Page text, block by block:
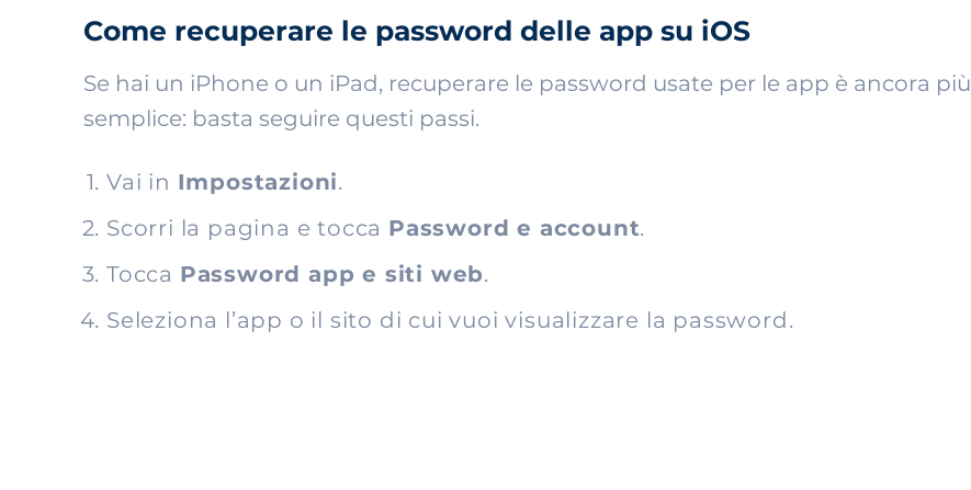
Come recuperare le password delle app su iOS
Se hai un iPhone o un iPad, recuperare le password usate per le app è ancora più
semplice: basta seguire questi passi.
Vai in Impostazioni.
Scorri la pagina e tocca Password e account.
Tocca Password app e siti web.
Seleziona l’app o il sito di cui vuoi visualizzare la password.